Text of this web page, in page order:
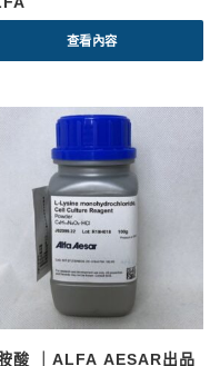
查看內容
酸 ｜ALFA AESAR出品